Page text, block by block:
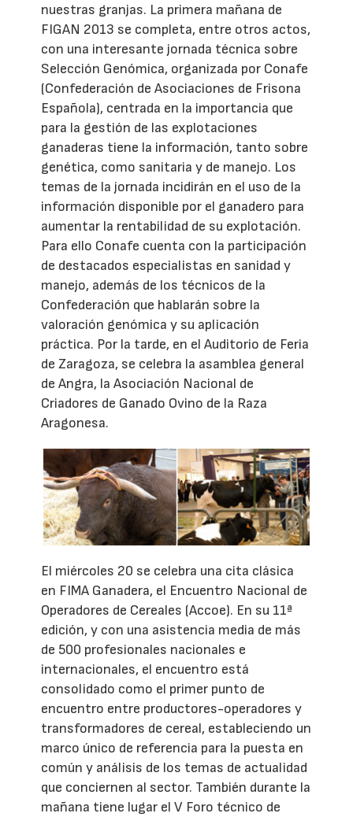
nuestras granjas. La primera mañana de
FIGAN 2013 se completa, entre otros actos,
con una interesante jornada técnica sobre
Selección Genómica, organizada por Conafe
(Confederación de Asociaciones de Frisona
Española), centrada en la importancia que
para la gestión de las explotaciones
ganaderas tiene la información, tanto sobre
genética, como sanitaria y de manejo. Los
temas de la jornada incidirán en el uso de la
información disponible por el ganadero para
aumentar la rentabilidad de su explotación.
Para ello Conafe cuenta con la participación
de destacados especialistas en sanidad y
manejo, además de los técnicos de la
Confederación que hablarán sobre la
valoración genómica y su aplicación
práctica. Por la tarde, en el Auditorio de Feria
de Zaragoza, se celebra la asamblea general
de Angra, la Asociación Nacional de
Criadores de Ganado Ovino de la Raza
Aragonesa.
El miércoles 20 se celebra una cita clásica
en FIMA Ganadera, el Encuentro Nacional de
Operadores de Cereales (Accoe). En su 11ª
edición, y con una asistencia media de más
de 500 profesionales nacionales e
internacionales, el encuentro está
consolidado como el primer punto de
encuentro entre productores-operadores y
transformadores de cereal, estableciendo un
marco único de referencia para la puesta en
común y análisis de los temas de actualidad
que conciernen al sector. También durante la
mañana tiene lugar el V Foro técnico de